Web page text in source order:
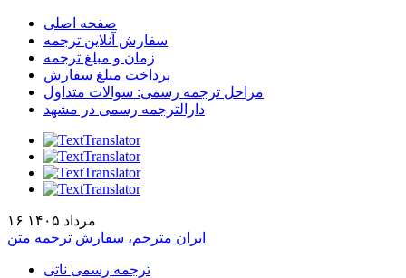
صفحه اصلی
سفارش آنلاین ترجمه
زمان و مبلغ ترجمه
پرداخت مبلغ سفارش
مراحل ترجمه رسمی: سوالات متداول
دارالترجمه رسمی در مشهد
۱۶ مرداد ۱۴۰۵
ایران مترجم، سفارش ترجمه متن
ترجمه رسمی ناتی